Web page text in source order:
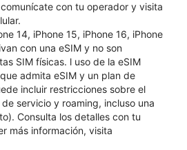
con tu operador y visita
14, iPhone 15, iPhone 16, iPhone
con una eSIM y no son
SIM físicas. l uso de la eSIM
admita eSIM y un plan de
incluir restricciones sobre el
servicio y roaming, incluso una
Consulta los detalles con tu
más información, visita